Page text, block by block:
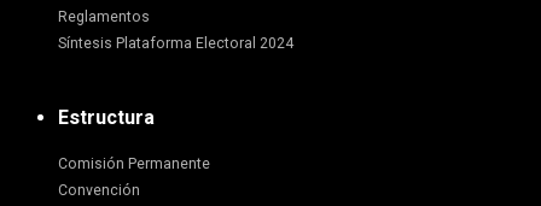
Reglamentos
Síntesis Plataforma Electoral 2024
Estructura
Comisión Permanente
Convención